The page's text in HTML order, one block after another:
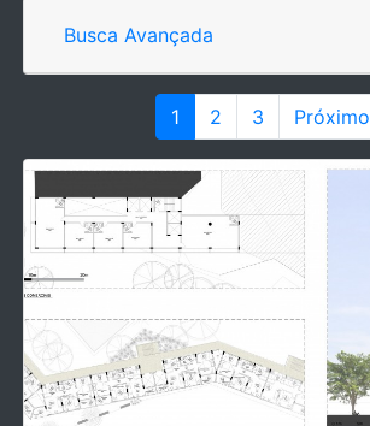
Busca Avançada
1 2 3 Próximo